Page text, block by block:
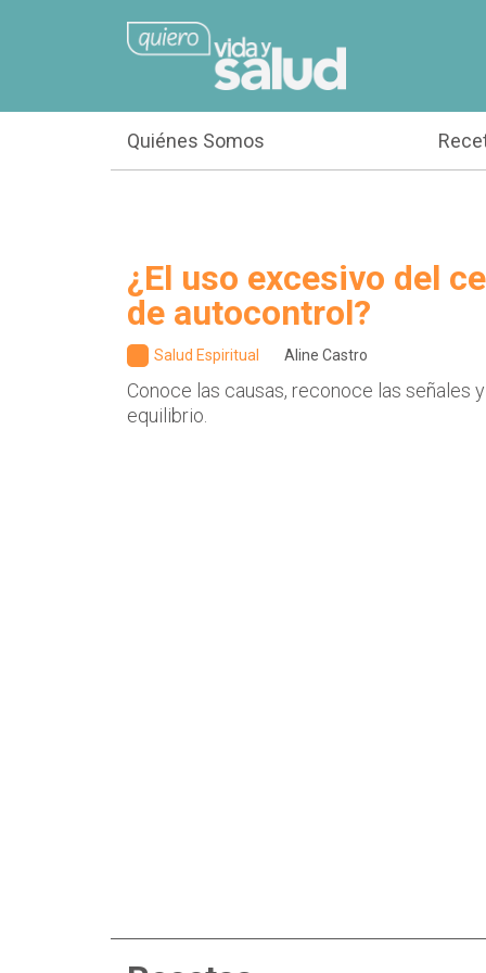
Quiénes Somos
¿El uso excesivo del
de autocontrol?
Salud Espiritual Aline Castro
Conoce las causas, reconoce las señales
equilibrio.